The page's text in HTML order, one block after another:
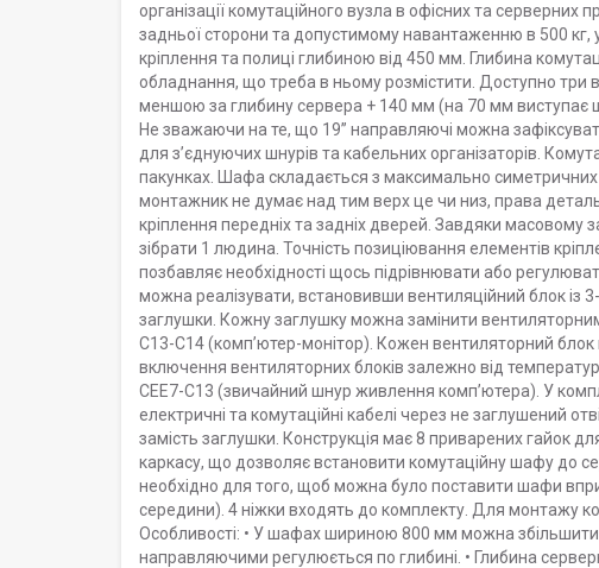
організації комутаційного вузла в офісних та
задньої сторони та допустимому навантаженню в 500
кріплення та полиці глибиною від 450 мм. Глибина
обладнання, що треба в ньому розмістити. Доступно
меншою за глибину сервера + 140 мм (на 70 мм
Не зважаючи на те, що 19” направляючі можна
для з’єднуючих шнурів та кабельних організаторів.
пакунках. Шафа складається з максимально
монтажник не думає над тим верх це чи низ, права
кріплення передніх та задніх дверей. Завдяки масовому
зібрати 1 людина. Точність позиціювання елементів
позбавляє необхідності щось підрівнювати або
можна реалізувати, встановивши вентиляційний блок із
заглушки. Кожну заглушку можна замінити
С13-С14 (комп’ютер-монітор). Кожен вентиляторний блок
включення вентиляторних блоків залежно від
CEE7-C13 (звичайний шнур живлення комп’ютера). У
електричні та комутаційні кабелі через не заглушений
замість заглушки. Конструкція має 8 приварених гайок
каркасу, що дозволяє встановити комутаційну шафу до
необхідно для того, щоб можна було поставити шафи
середини). 4 ніжки входять до комплекту. Для монтажу
Особливості: • У шафах шириною 800 мм можна
направляючими регулюється по глибині. • Глибина